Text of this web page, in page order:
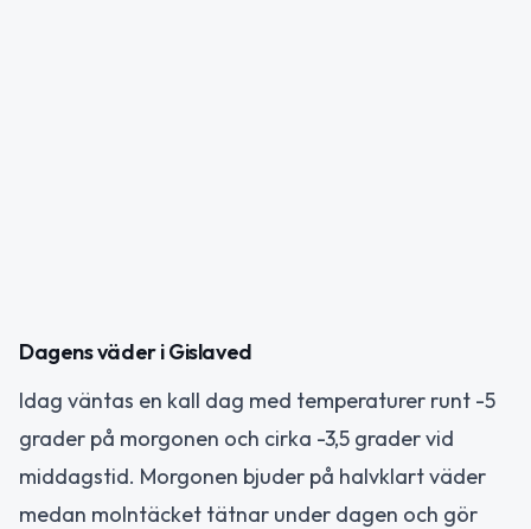
Dagens väder i Gislaved
Idag väntas en kall dag med temperaturer runt -5
grader på morgonen och cirka -3,5 grader vid
middagstid. Morgonen bjuder på halvklart väder
medan molntäcket tätnar under dagen och gör